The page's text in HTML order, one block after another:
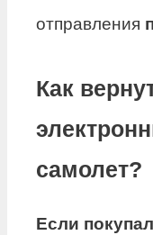
отправления
Как
самолет?
Если